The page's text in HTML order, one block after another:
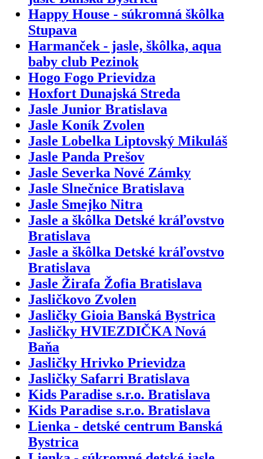
Happy House - súkromná škôlka
Stupava
Harmanček - jasle, škôlka, aqua
baby club Pezinok
Hogo Fogo Prievidza
Hoxfort Dunajská Streda
Jasle Junior Bratislava
Jasle Koník Zvolen
Jasle Lobelka Liptovský Mikuláš
Jasle Panda Prešov
Jasle Severka Nové Zámky
Jasle Slnečnice Bratislava
Jasle Smejko Nitra
Jasle a škôlka Detské kráľovstvo
Bratislava
Jasle a škôlka Detské kráľovstvo
Bratislava
Jasle Žirafa Žofia Bratislava
Jasličkovo Zvolen
Jasličky Gioia Banská Bystrica
Jasličky HVIEZDIČKA Nová
Baňa
Jasličky Hrivko Prievidza
Jasličky Safarri Bratislava
Kids Paradise s.r.o. Bratislava
Kids Paradise s.r.o. Bratislava
Lienka - detské centrum Banská
Bystrica